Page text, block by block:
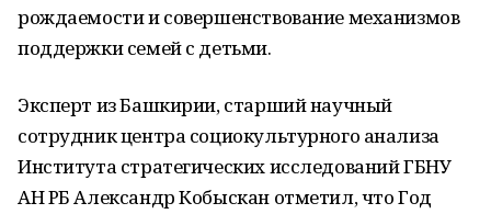
рождаемости и совершенствование механизмов
поддержки семей с детьми.
Эксперт из Башкирии, старший научный
сотрудник центра социокультурного анализа
Института стратегических исследований ГБНУ
АН РБ Александр Кобыскан отметил, что Год